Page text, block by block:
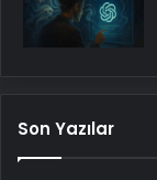
Son Yazılar